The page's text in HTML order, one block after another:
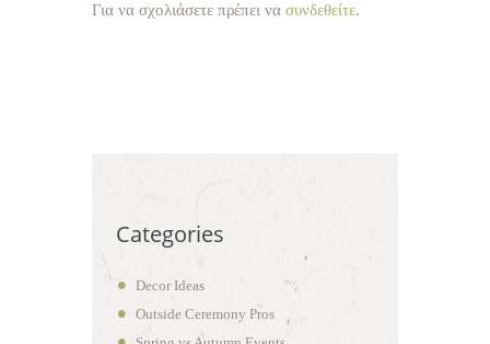
Για να σχολιάσετε πρέπει να συνδεθείτε.
Categories
Decor Ideas
Outside Ceremony Pros